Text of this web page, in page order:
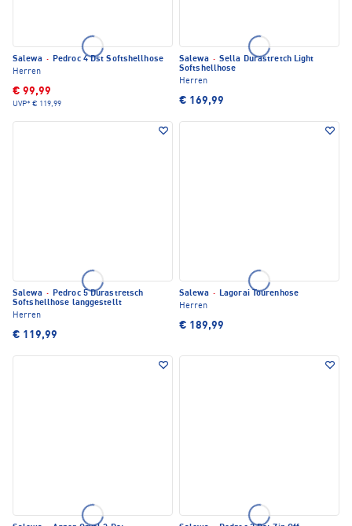
Salewa · Pedroc 4 Dst Softshellhose
Herren
€ 99,99
UVP* € 119,99
Salewa · Sella Durastretch Light
Softshellhose
Herren
€ 169,99
Salewa · Pedroc 5 Durastretsch
Softshellhose langgestellt
Herren
€ 119,99
Salewa · Lagorai Tourenhose
Herren
€ 189,99